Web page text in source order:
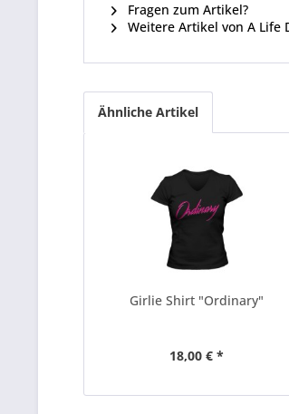
Fragen zum Artikel?
Weitere Artikel von A Life
Ähnliche Artikel
Girlie Shirt "Ordinary"
18,00 € *